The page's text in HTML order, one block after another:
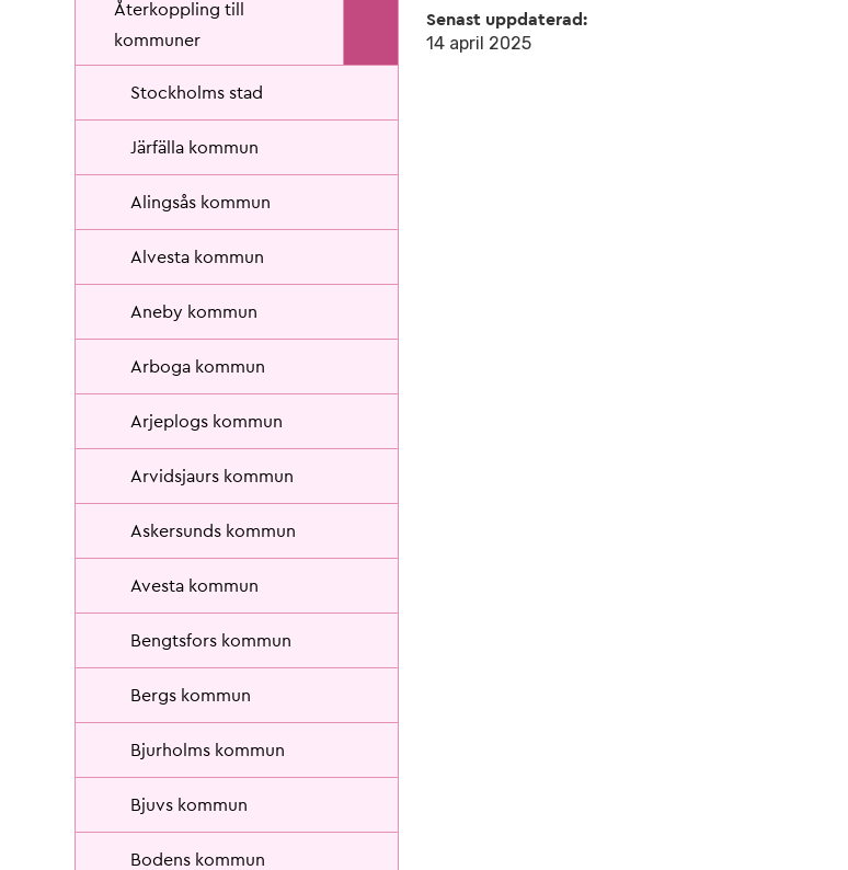
Återkoppling till
kommuner
Stockholms stad
Järfälla kommun
Alingsås kommun
Alvesta kommun
Aneby kommun
Arboga kommun
Arjeplogs kommun
Arvidsjaurs kommun
Askersunds kommun
Avesta kommun
Bengtsfors kommun
Bergs kommun
Bjurholms kommun
Bjuvs kommun
Bodens kommun
Senast uppdaterad:
14 april 2025